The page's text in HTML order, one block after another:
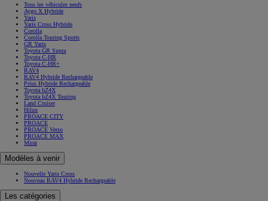
Tous les véhicules neufs
Aygo X Hybride
Yaris
Yaris Cross Hybride
Corolla
Corolla Touring Sports
GR Yaris
Toyota GR Supra
Toyota C-HR
Toyota C-HR+
RAV4
RAV4 Hybride Rechargeable
Prius Hybride Rechargeable
Toyota bZ4X
Toyota bZ4X Touring
Land Cruiser
Hilux
PROACE CITY
PROACE
PROACE Verso
PROACE MAX
Mirai
Modèles à venir
Nouvelle Yaris Cross
Nouveau RAV4 Hybride Rechargeable
Les catégories